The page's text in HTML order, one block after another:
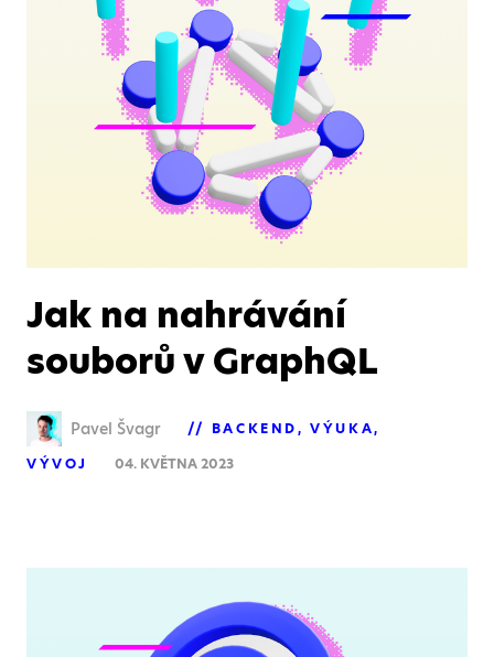
Jak na nahrávání
souborů v GraphQL
Pavel Švagr BACKEND
VÝUKA
VÝVOJ
04. KVĚTNA 2023